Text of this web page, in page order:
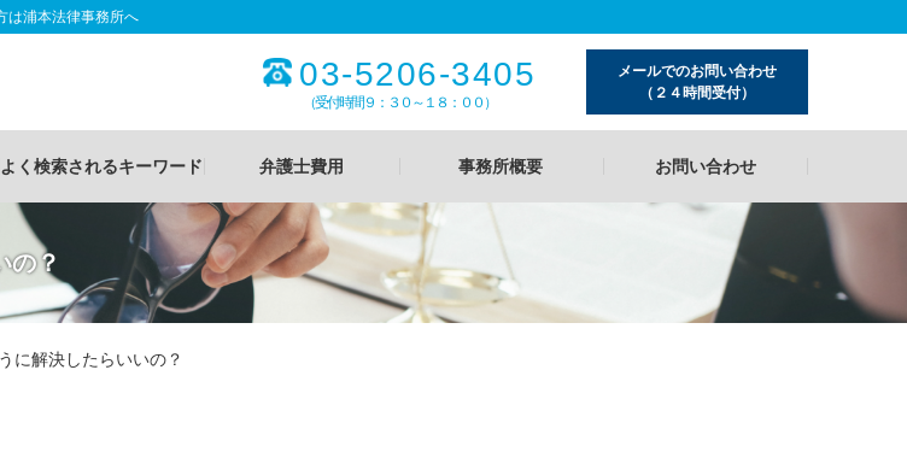
は浦本法律事務所へ
03-5206-3405
（受付時間９：３０～１８：００）
メールでのお問い合わせ
（２４時間受付）
よく検索されるキーワード 弁護士費用 事務所概要 お問い合わせ
の？
に解決したらいいの？